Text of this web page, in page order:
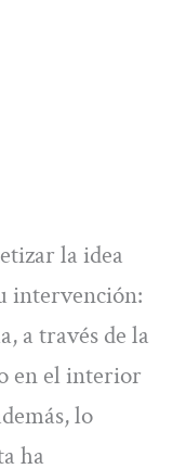
la idea
intervención:
a través de la
en el interior
lo
ha